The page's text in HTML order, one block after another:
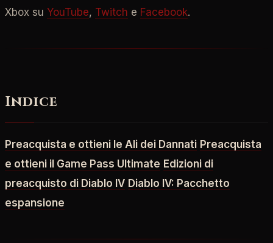
Xbox su YouTube, Twitch e Facebook.
Indice
Preacquista e ottieni le Ali dei Dannati Preacquista
e ottieni il Game Pass Ultimate Edizioni di
preacquisto di Diablo IV Diablo IV: Pacchetto
espansione